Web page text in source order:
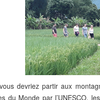
devriez partir aux
du Monde par l’UNESCO,